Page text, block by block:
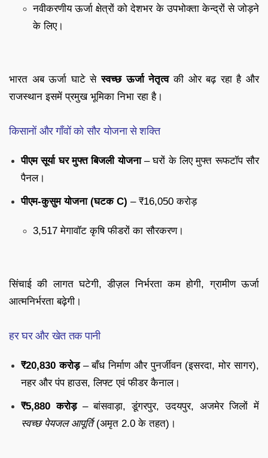
नवीकरणीय ऊर्जा क्षेत्रों को देशभर के उपभोक्ता केन्द्रों से जोड़ने
के लिए।
भारत अब ऊर्जा घाटे सेस्वच्छ ऊर्जा नेतृत्वकी ओर बढ़ रहा है और
राजस्थान इसमें प्रमुख भूमिका निभा रहा है।
किसानों और गाँवों को सौर योजना से शक्ति
पीएम सूर्या घर मुफ्त बिजली योजना– घरों के लिए मुफ्त रूफटॉप सौर
पैनल।
पीएम-कुसुम योजना (घटक C) – ₹16,050 करोड़
3,517 मेगावॉट कृषि फीडरों का सौरकरण।
सिंचाई की लागत घटेगी, डीज़ल निर्भरता कम होगी, ग्रामीण ऊर्जा
आत्मनिर्भरता बढ़ेगी।
हर घर और खेत तक पानी
₹20,830 करोड़– बाँध निर्माण और पुनर्जीवन (इसरदा, मोर सागर),
नहर और पंप हाउस, लिफ्ट एवं फीडर कैनाल।
₹5,880 करोड़– बांसवाड़ा, डूंगरपुर, उदयपुर, अजमेर जिलों में
स्वच्छ पेयजल आपूर्ति(अमृत 2.0 के तहत)।